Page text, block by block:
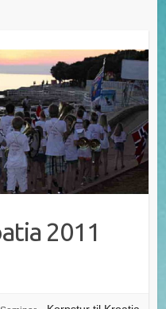
2011